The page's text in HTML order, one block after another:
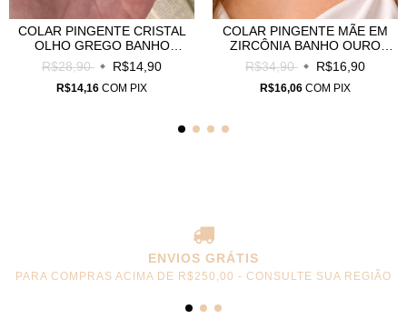
COLAR PINGENTE CRISTAL
OLHO GREGO BANHO
OURO 18K- C0029
R$28,90 R$14,90
R$14,16 COM PIX
COLAR PINGENTE MÃE EM
ZIRCÔNIA BANHO OURO
18K - C0001
R$34,90 R$16,90
R$16,06 COM PIX
ENVIOS GRÁTIS
PARA COMPRAS ACIMA DE R$250,00 - CONSULTE SUA REGIÃO